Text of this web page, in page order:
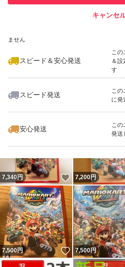
ません
スピード＆安心発送
この
＆設
す
スピード発送
この
に発
安心発送
この
発送
キャンセ
7,340円 いいね！
7,200円
7,500円 いいね！
7,500円